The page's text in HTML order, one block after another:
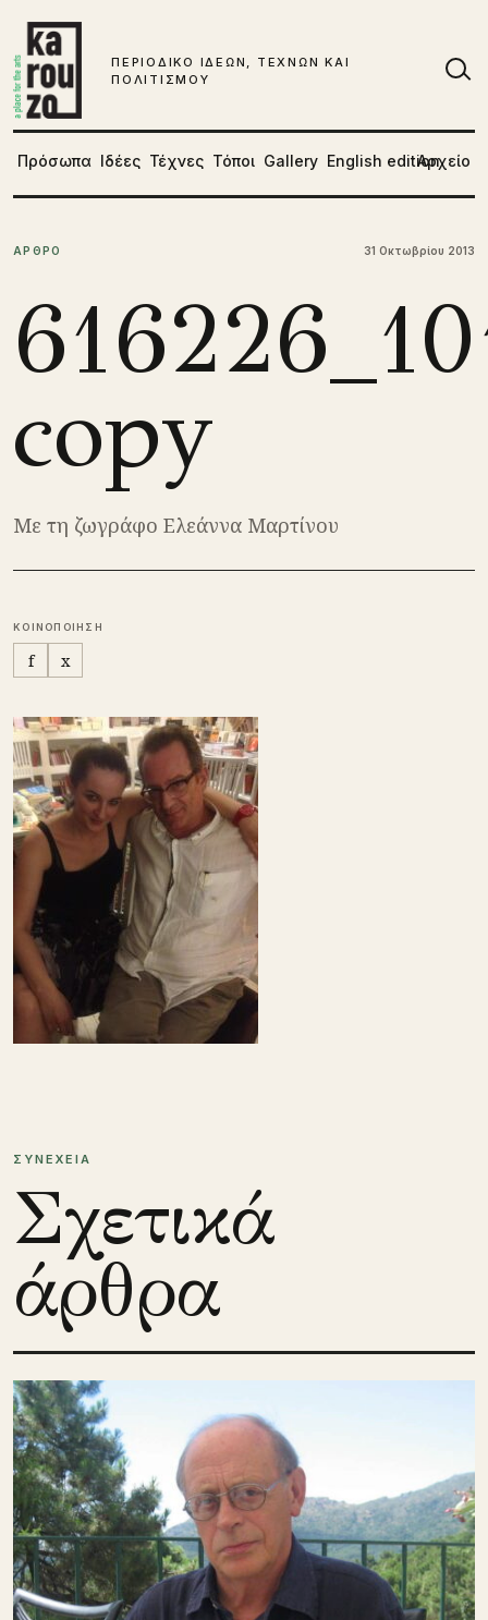
ΠΕΡΙΟΔΙΚΟ ΙΔΕΩΝ, ΤΕΧΝΩΝ ΚΑΙ
ΠΟΛΙΤΙΣΜΟΥ
Πρόσωπα Ιδέες Τέχνες Τόποι Gallery English editionΑρχείο
ΑΡΘΡΟ 31 Οκτωβρίου 2013
copy
Με τη ζωγράφο Ελεάννα Μαρτίνου
ΚΟΙΝΟΠΟΙΗΣΗ
f x
ΣΥΝΕΧΕΙΑ
Σχετικά
άρθρα